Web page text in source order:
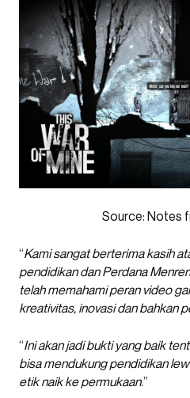
Source: Notes
“Kami sangat berterima kasih
pendidikan dan Perdana
telah memahami peran video
kreativitas, inovasi dan bahkan
“Ini akan jadi bukti yang baik
bisa mendukung pendidikan
etik naik ke permukaan.”